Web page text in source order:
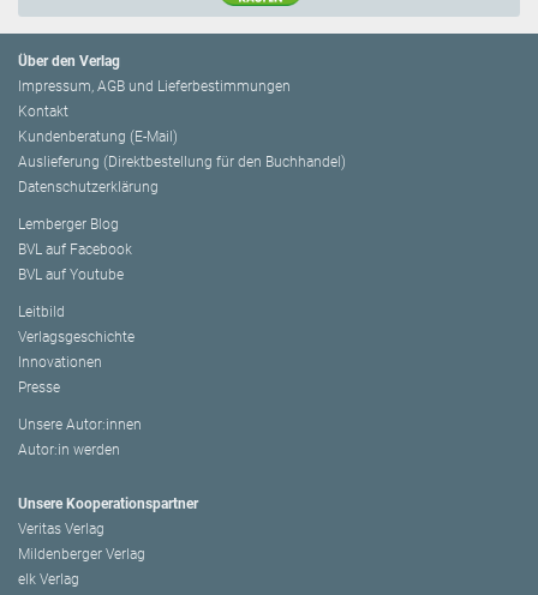
Über den Verlag
Impressum, AGB und Lieferbestimmungen
Kontakt
Kundenberatung (E-Mail)
Auslieferung (Direktbestellung für den Buchhandel)
Datenschutzerklärung
Lemberger Blog
BVL auf Facebook
BVL auf Youtube
Leitbild
Verlagsgeschichte
Innovationen
Presse
Unsere Autor:innen
Autor:in werden
Unsere Kooperationspartner
Veritas Verlag
Mildenberger Verlag
elk Verlag